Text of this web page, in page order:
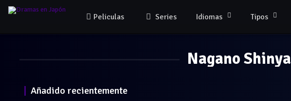
Peliculas Series Idiomas Tipos
Nagano Shinya
Añadido recientemente